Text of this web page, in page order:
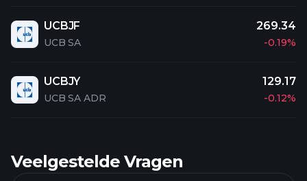
UCBJF
UCB SA
269.34
-0.19%
UCBJY
UCB SA ADR
129.17
-0.12%
Veelgestelde Vragen